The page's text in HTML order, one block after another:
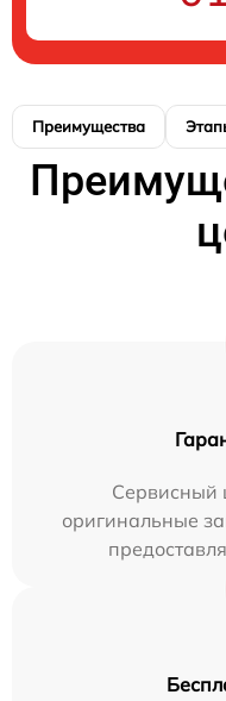
Преимущества
Сервисный
оригинальные